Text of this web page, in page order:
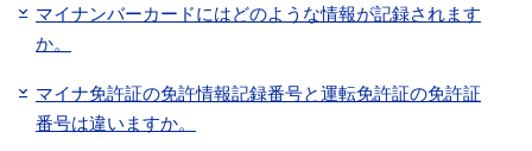
マイナンバーカードにはどのような情報が記録されます
か。
マイナ免許証の免許情報記録番号と運転免許証の免許証
番号は違いますか。